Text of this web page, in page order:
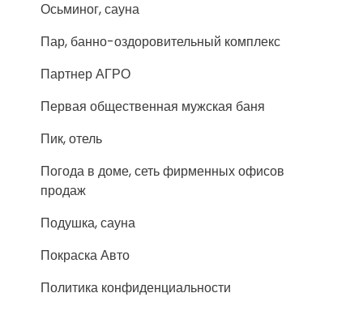
Осьминог, сауна
Пар, банно-оздоровительный комплекс
Партнер АГРО
Первая общественная мужская баня
Пик, отель
Погода в доме, сеть фирменных офисов
продаж
Подушка, сауна
Покраска Авто
Политика конфиденциальности